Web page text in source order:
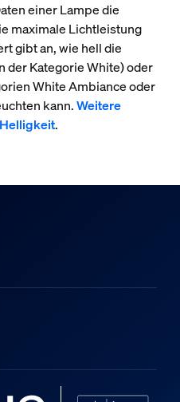
einer Lampe die
maximale Lichtleistung
gibt an, wie hell die
der Kategorie White) oder
White Ambiance oder
kann.Weitere
.